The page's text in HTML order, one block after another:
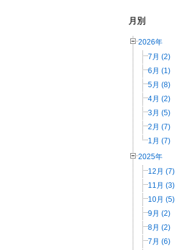
月別
2026年
7月 (2)
6月 (1)
5月 (8)
4月 (2)
3月 (5)
2月 (7)
1月 (7)
2025年
12月 (7)
11月 (3)
10月 (5)
9月 (2)
8月 (2)
7月 (6)